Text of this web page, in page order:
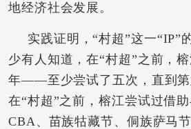
地经济社会发展。
实践证明，“村超”这一“IP”
少有人知道，在“村超”之前，
年——至少尝试了五次，直到第
在“村超”之前，榕江尝试过借
CBA、苗族牯藏节、侗族萨马